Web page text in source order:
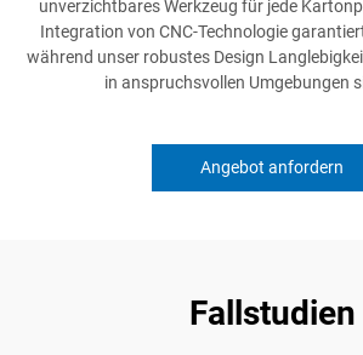
unverzichtbares Werkzeug für jede
Integration von CNC-Technologie
während unser robustes Design
in anspruchsvollen Umgebungen
Angebot anfordern
Fallstudien